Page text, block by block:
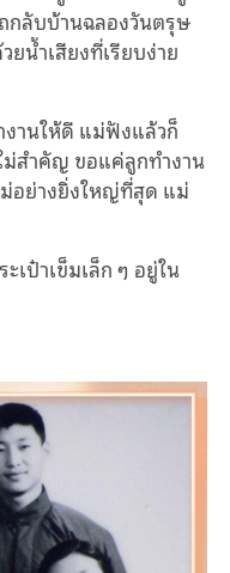
กลับบ้านฉลองวันตรุษ
น้ำเสียงที่เรียบง่าย
านให้ดี แม่ฟังแล้วก็
ม่สำคัญ ขอแค่ลูกทํางาน
ย่างยิ่งใหญ่ที่สุด แม่
เป๋าเข็มเล็ก ๆ อยู่ใน